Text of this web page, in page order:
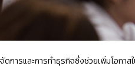
จัดการและการทำธุรกิจซึ่งช่วยเพิ่มโอก